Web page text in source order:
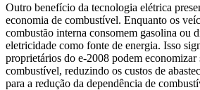
Outro benefício da tecnologia elétrica
economia de combustível. Enquanto os
combustão interna consomem gasolina ou
eletricidade como fonte de energia. Isso
proprietários do e-2008 podem
combustível, reduzindo os custos de
para a redução da dependência de